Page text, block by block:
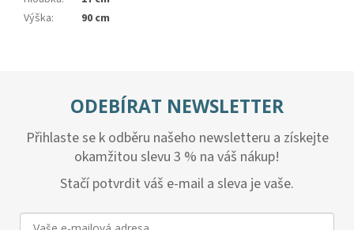
Výška: 90 cm
ODEBÍRAT NEWSLETTER
Přihlaste se k odběru našeho newsletteru a získejte
okamžitou slevu 3 % na váš nákup!
Stačí potvrdit váš e-mail a sleva je vaše.